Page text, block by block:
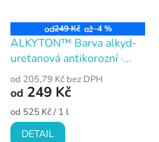
od249 Kč až–4 %
ALKYTON™ Barva alkyd-
uretanová antikorozní ·
hladká
od 205,79 Kč bez DPH
od 249 Kč
Měrná
cena:
od 525 Kč / 1 l
DETAIL